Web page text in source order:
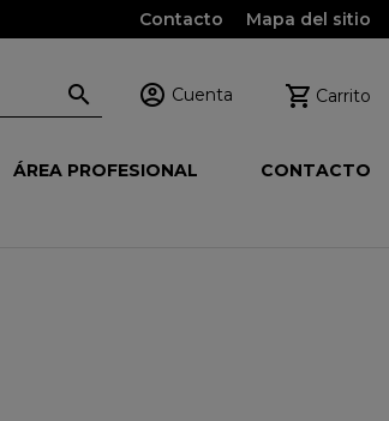
Contacto Mapa del sitio
  Cuenta  Carrito
ÁREA PROFESIONAL CONTACTO